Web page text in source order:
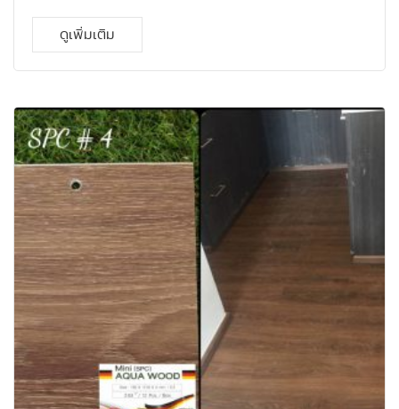
ป้องกันการลื่นล้ม ใช้ปูภายใน ติดตั้งแบบไม้ลามิเนต รับ
ประกัน 10 ปี ดูแลรักษาง่าย เหมาะสำหรับติดตั้งในคอนโด
คุณสมบัติเหนือกว่าพื้นไม้ลามิเนต 2. สีสันรูปแบบเหมือนไม้
จริง แต่คงทนกว่า 3. ไม่ลื่นง่าย 4. ผิวหน้าแข็งแกร่ง ทนต่อ
แรงเสียดสี และแรงกดกระแทก 5. ทำความสะอาดได้ง่าย และ
เป็นมิตรกับสิ่งแวดล้อม 6. กันปลวก มอด และแมลงได้ 100%
7. ระบบคลิ้กล็อก ติดตั้งง่าย ไม่ต้องใช้กาว ความหนา 4 mm.
กว้าง 180 mm. ยาว 1218 mm. / 0.3 mm 1 กล่อง ปูได้
2.63088 ตรม. / 1 กล่อง บรรจุ 12 แผ่น
ดูเพิ่มเติม